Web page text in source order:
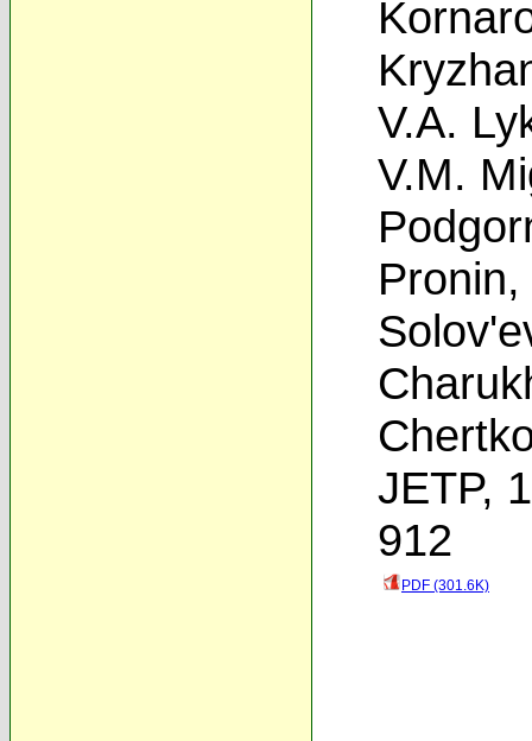
V.A.
V.M.
Pronin,
JETP,
912
PDF (301.6K)